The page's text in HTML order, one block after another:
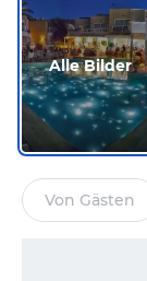
Alle Bilder
Von Gästen